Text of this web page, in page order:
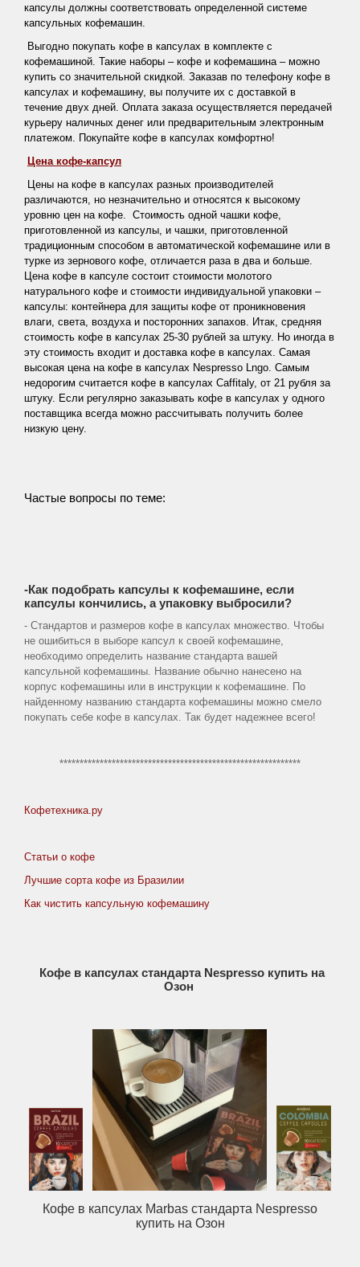
капсулы должны соответствовать определенной системе
капсульных кофемашин.
Выгодно покупать кофе в капсулах в комплекте с
кофемашиной. Такие наборы – кофе и кофемашина – можно
купить со значительной скидкой. Заказав по телефону кофе в
капсулах и кофемашину, вы получите их с доставкой в
течение двух дней. Оплата заказа осуществляется передачей
курьеру наличных денег или предварительным электронным
платежом. Покупайте кофе в капсулах комфортно!
Цена кофе-капсул
Цены на кофе в капсулах разных производителей
различаются, но незначительно и относятся к высокому
уровню цен на кофе. Стоимость одной чашки кофе,
приготовленной из капсулы, и чашки, приготовленной
традиционным способом в автоматической кофемашине или в
турке из зернового кофе, отличается раза в два и больше.
Цена кофе в капсуле состоит стоимости молотого
натурального кофе и стоимости индивидуальной упаковки –
капсулы: контейнера для защиты кофе от проникновения
влаги, света, воздуха и посторонних запахов. Итак, средняя
стоимость кофе в капсулах 25-30 рублей за штуку. Но иногда в
эту стоимость входит и доставка кофе в капсулах. Самая
высокая цена на кофе в капсулах Nespresso Lngo. Самым
недорогим считается кофе в капсулах Caffitaly, от 21 рубля за
штуку. Если регулярно заказывать кофе в капсулах у одного
поставщика всегда можно рассчитывать получить более
низкую цену.
Частые вопросы по теме:
-Как подобрать капсулы к кофемашине, если
капсулы кончились, а упаковку выбросили?
- Стандартов и размеров кофе в капсулах множество. Чтобы
не ошибиться в выборе капсул к своей кофемашине,
необходимо определить название стандарта вашей
капсульной кофемашины. Название обычно нанесено на
корпус кофемашины или в инструкции к кофемашине. По
найденному названию стандарта кофемашины можно смело
покупать себе кофе в капсулах. Так будет надежнее всего!
************************************************************
Кофетехника.ру
Статьи о кофе
Лучшие сорта кофе из Бразилии
Как чистить капсульную кофемашину
Кофе в капсулах стандарта Nespresso купить на
Озон
Кофе в капсулах Marbas стандарта Nespresso
купить на Озон